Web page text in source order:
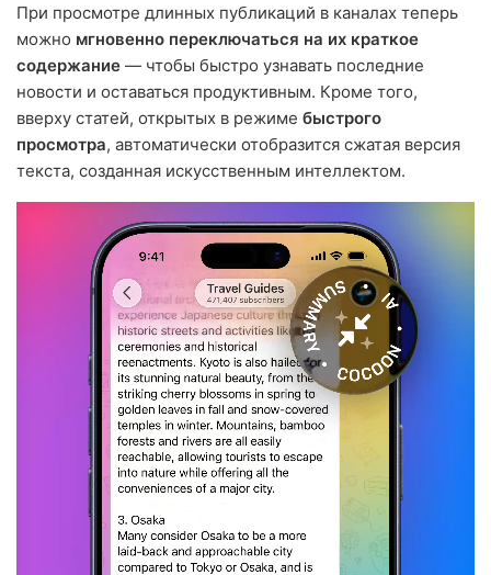
При просмотре длинных публикаций в каналах теперь
можно мгновенно переключаться на их краткое
содержание — чтобы быстро узнавать последние
новости и оставаться продуктивным. Кроме того,
вверху статей, открытых в режиме быстрого
просмотра, автоматически отобразится сжатая версия
текста, созданная искусственным интеллектом.